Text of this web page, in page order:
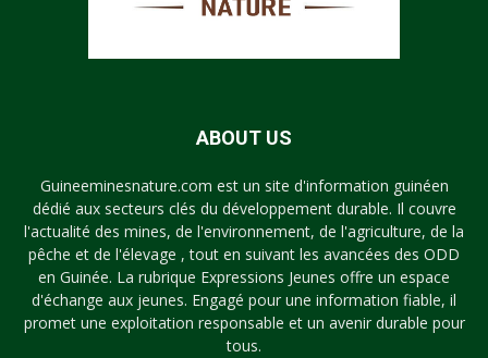
ABOUT US
Guineeminesnature.com est un site d'information guinéen
dédié aux secteurs clés du développement durable. Il couvre
l'actualité des mines, de l'environnement, de l'agriculture, de la
pêche et de l'élevage , tout en suivant les avancées des ODD
en Guinée. La rubrique Expressions Jeunes offre un espace
d'échange aux jeunes. Engagé pour une information fiable, il
promet une exploitation responsable et un avenir durable pour
tous.